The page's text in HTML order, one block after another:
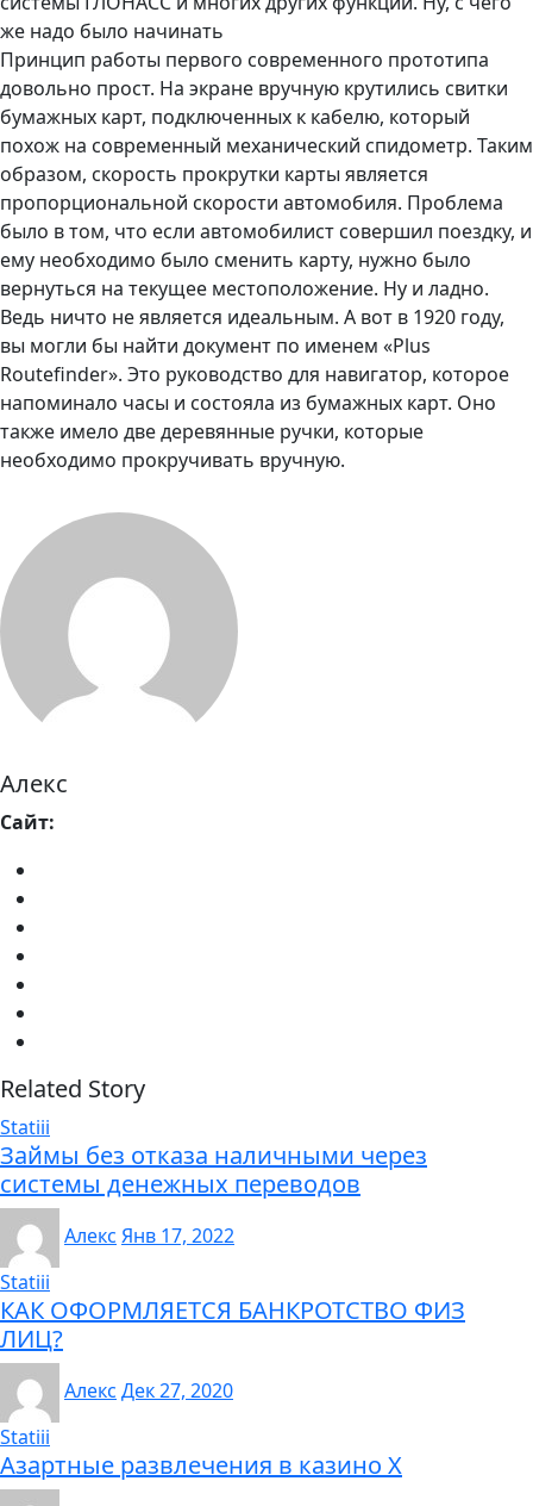
же надо было начинать
Принцип работы первого современного прототипа
довольно прост. На экране вручную крутились свитки
бумажных карт, подключенных к кабелю, который
похож на современный механический спидометр. Таким
образом, скорость прокрутки карты является
пропорциональной скорости автомобиля. Проблема
было в том, что если автомобилист совершил поездку, и
ему необходимо было сменить карту, нужно было
вернуться на текущее местоположение. Ну и ладно.
Ведь ничто не является идеальным. А вот в 1920 году,
вы могли бы найти документ по именем «Plus
Routefinder». Это руководство для навигатор, которое
напоминало часы и состояла из бумажных карт. Оно
также имело две деревянные ручки, которые
необходимо прокручивать вручную.
Алекс
Сайт:
Related Story
Statiii
Займы без отказа наличными через
системы денежных переводов
Алекс Янв 17, 2022
Statiii
КАК ОФОРМЛЯЕТСЯ БАНКРОТСТВО ФИЗ
ЛИЦ?
Алекс Дек 27, 2020
Statiii
Азартные развлечения в казино Х